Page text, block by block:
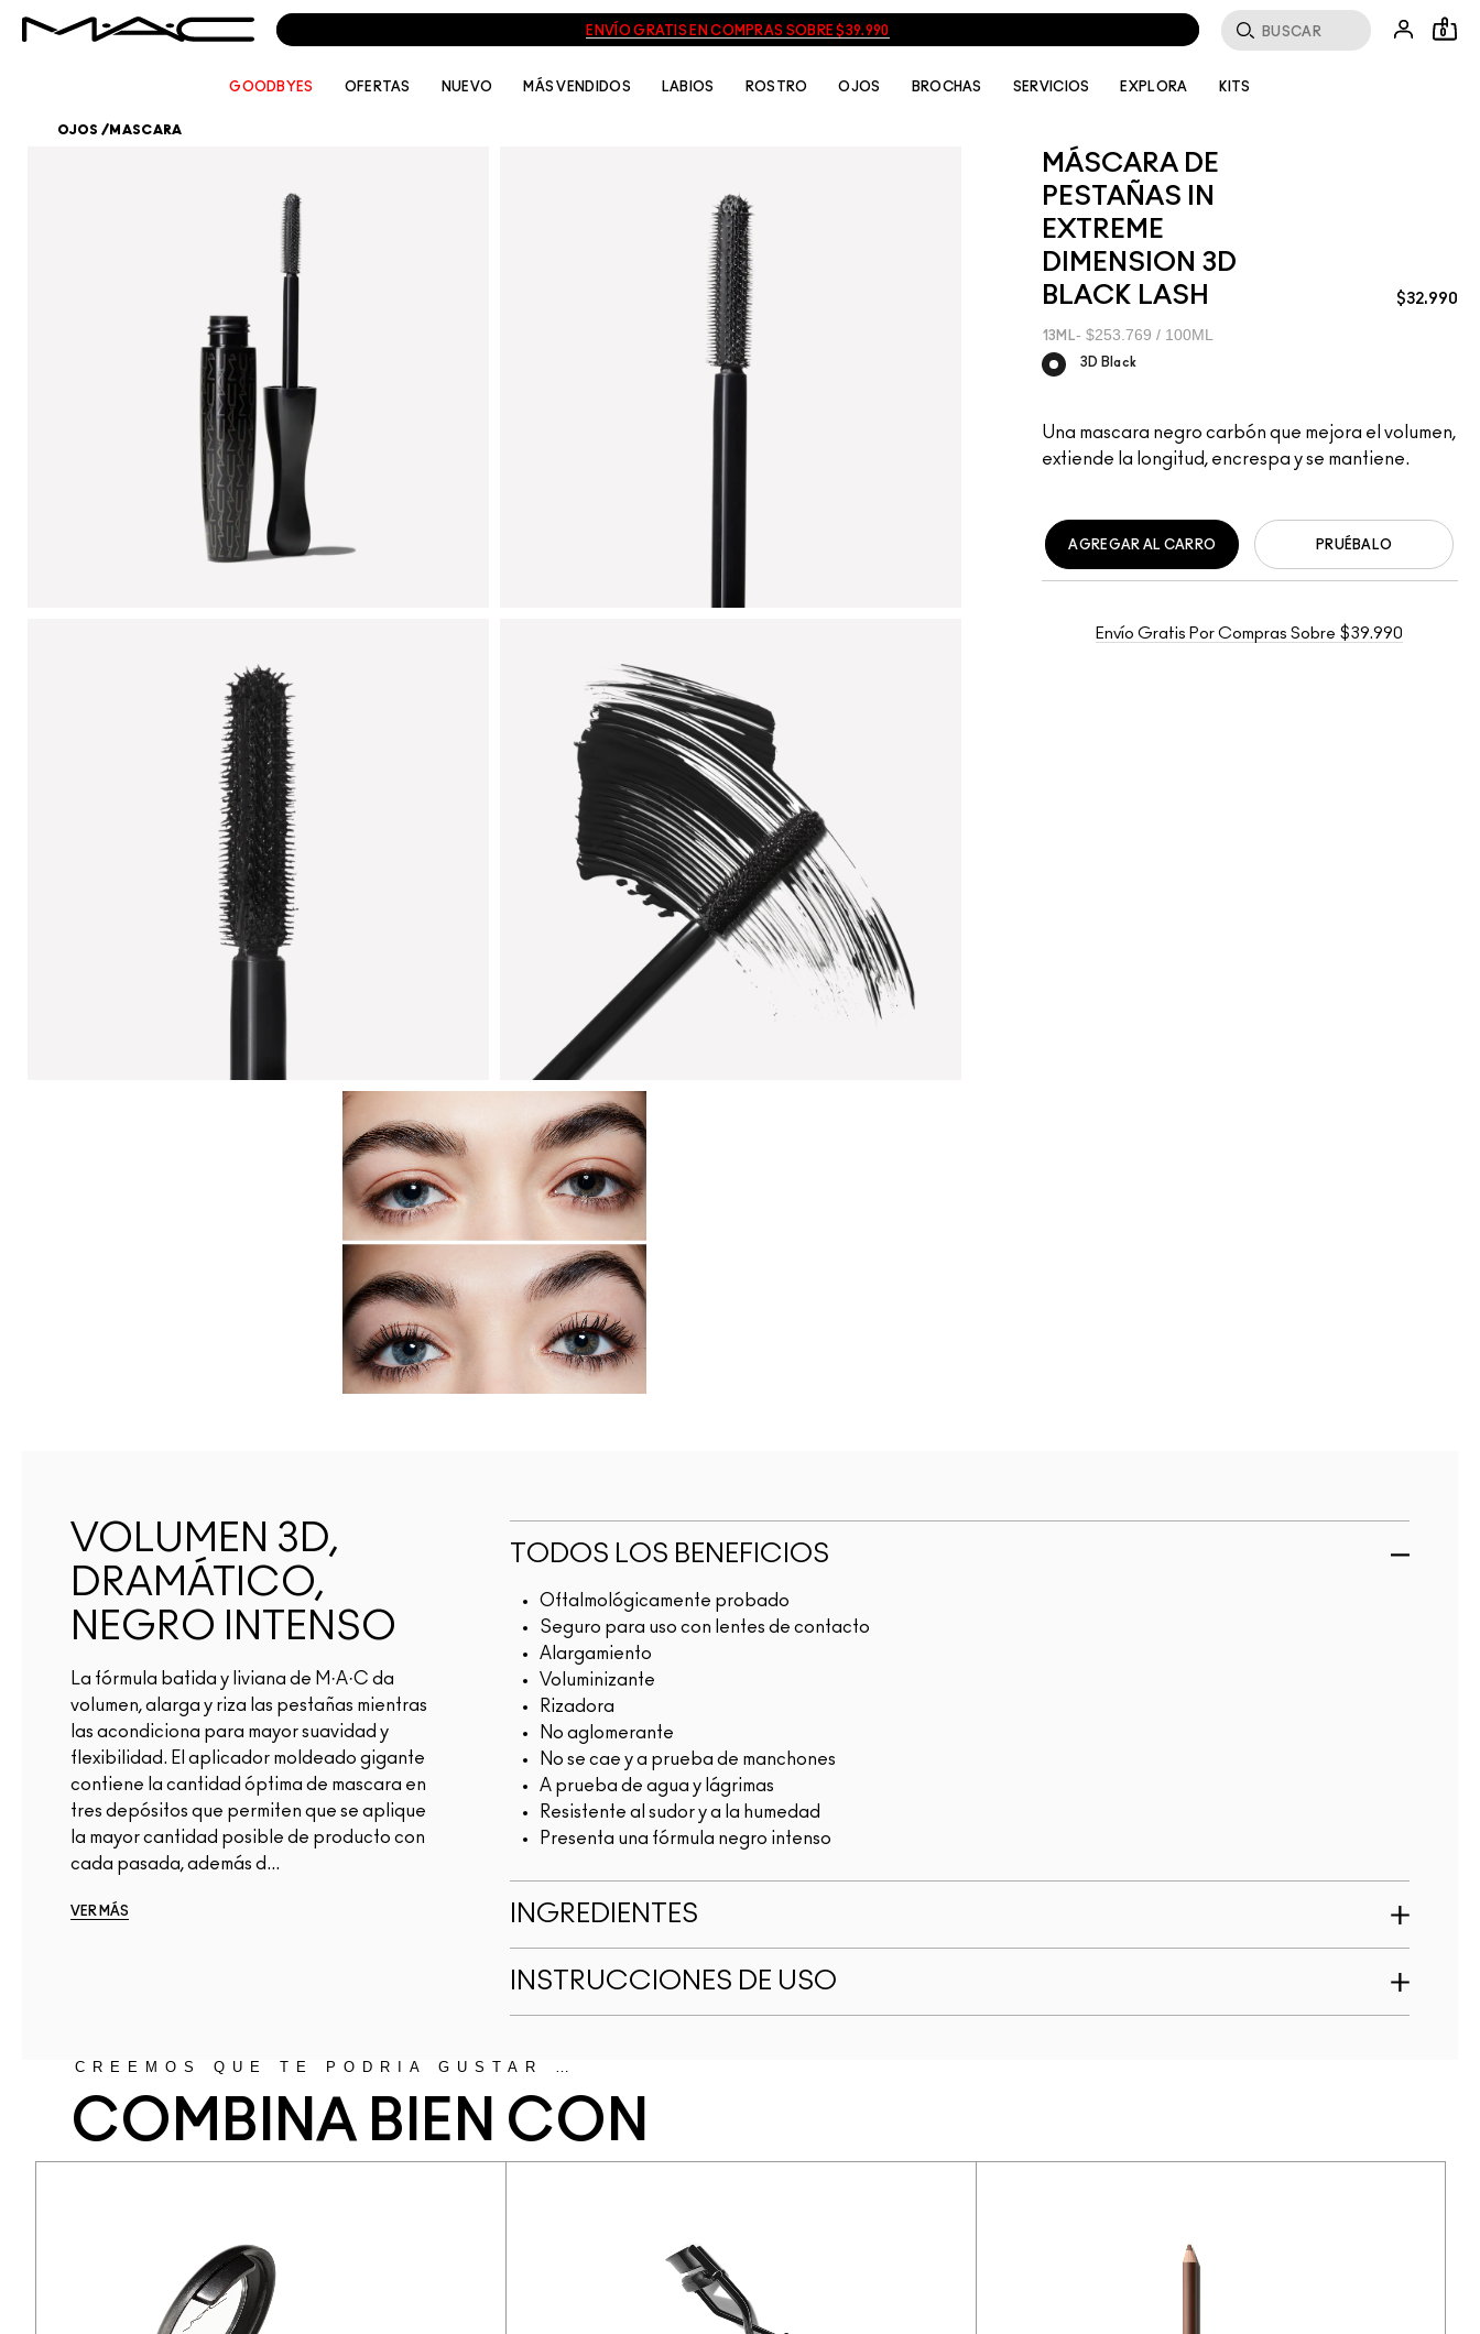
ENVÍO GRATIS EN COMPRAS SOBRE $39.990
Buscar
0
GOODBYES OFERTAS NUEVO MÁS VENDIDOS LABIOS ROSTRO OJOS BROCHAS SERVICIOS EXPLORA KITS
OJOS / MASCARA
MÁSCARA DE
PESTAÑAS IN
EXTREME
DIMENSION 3D
BLACK LASH
$32.990
13ML $253.769 / 100ML
Una mascara negro carbón que mejora el volumen,
extiende la longitud, encrespa y se mantiene.
3D Black
PRUÉBALO
AGREGAR AL CARRO
Envío Gratis Por Compras Sobre $39.990
VOLUMEN 3D,
DRAMÁTICO,
NEGRO INTENSO
La fórmula batida y liviana de M·A·C da
volumen, alarga y riza las pestañas mientras
las acondiciona para mayor suavidad y
flexibilidad. El aplicador moldeado gigante
contiene la cantidad óptima de mascara en
tres depósitos que permiten que se aplique
la mayor cantidad posible de producto con
cada pasada, además d...
VER MÁS
TODOS LOS BENEFICIOS
Oftalmológicamente probado
Seguro para uso con lentes de contacto
Alargamiento
Voluminizante
Rizadora
No aglomerante
No se cae y a prueba de manchones
A prueba de agua y lágrimas
Resistente al sudor y a la humedad
Presenta una fórmula negro intenso
INGREDIENTES
INSTRUCCIONES DE USO
CREEMOS QUE TE PODRÍA GUSTAR …
COMBINA BIEN CON